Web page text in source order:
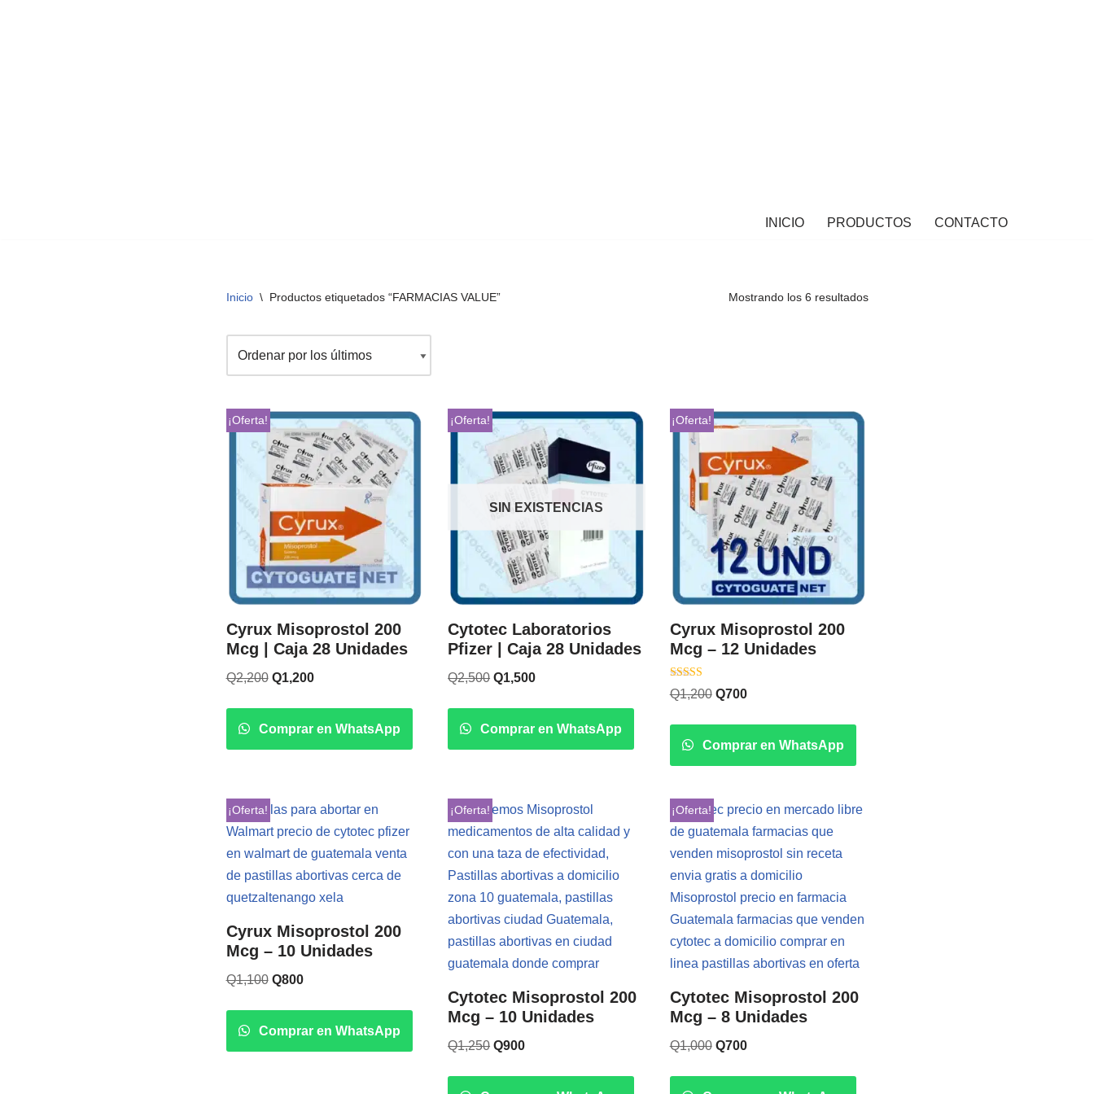
INICIO PRODUCTOS CONTACTO
Inicio \ Productos etiquetados “FARMACIAS VALUE” Mostrando los 6 resultados
¡Oferta!
Cyrux Misoprostol 200
Mcg | Caja 28 Unidades
Q2,200 Q1,200
Comprar en WhatsApp
SIN EXISTENCIAS
¡Oferta!
Cytotec Laboratorios
Pfizer | Caja 28 Unidades
Q2,500 Q1,500
Comprar en WhatsApp
¡Oferta!
Cyrux Misoprostol 200
Mcg – 12 Unidades
Valorado con
5.00
Q1,200 Q700
Comprar en WhatsApp
¡Oferta!
Cyrux Misoprostol 200
Mcg – 10 Unidades
Q1,100 Q800
Comprar en WhatsApp
¡Oferta!
Cytotec Misoprostol 200
Mcg – 10 Unidades
Q1,250 Q900
¡Oferta!
Cytotec Misoprostol 200
Mcg – 8 Unidades
Q1,000 Q700